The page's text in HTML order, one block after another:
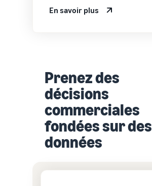
En savoir plus
Prenez des
décisions
commerciales
fondées sur des
données